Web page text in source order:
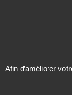
Afin d’améliorer